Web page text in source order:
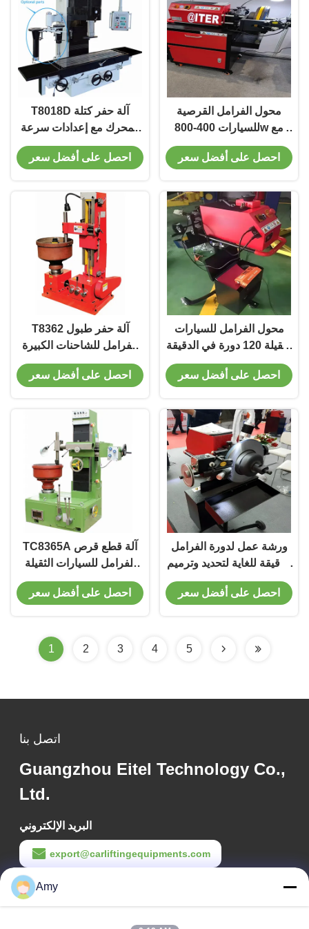
T8018D آلة حفر كتلة
المحرك مع إعدادات سرعة
قابلة للتعديل
احصل على أفضل سعر
محول الفرامل القرصية
للسيارات 400-800w مع
سرعة عالية و ضبط T2015
احصل على أفضل سعر
T8362 آلة حفر طبول
الفرامل للشاحنات الكبيرة
والشاحنات والحافلات إصلاح
طبول الفرامل
احصل على أفضل سعر
محول الفرامل للسيارات
الثقيلة 120 دورة في الدقيقة
مع موقف قابل للتعديل
بالكامل T2009
احصل على أفضل سعر
TC8365A آلة قطع قرص
الفرامل للسيارات الثقيلة
FAW ، Dongfeng ، Howo
احصل على أفضل سعر
ورشة عمل لدورة الفرامل
الدقيقة للغاية لتحديد وترميم
الدوار للسيارات T2009
احصل على أفضل سعر
1 2 3 4 5
اتصل بنا
Guangzhou Eitel Technology Co.,
Ltd.
البريد الإلكتروني
export@carliftingequipments.com
وقت العمل
09:00-18:00
Amy